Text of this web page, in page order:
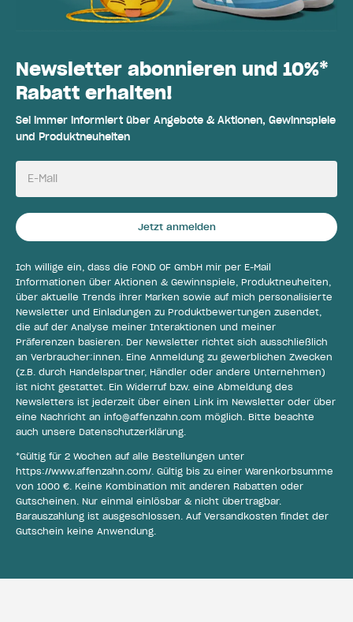
Newsletter abonnieren und 10%*
Rabatt erhalten!
Sei immer informiert über Angebote & Aktionen, Gewinnspiele
und Produktneuheiten
E-Mail
Jetzt anmelden
Ich willige ein, dass die FOND OF GmbH mir per E-Mail
Informationen über Aktionen & Gewinnspiele, Produktneuheiten,
über aktuelle Trends ihrer Marken sowie auf mich personalisierte
Newsletter und Einladungen zu Produktbewertungen zusendet,
die auf der Analyse meiner Interaktionen und meiner
Präferenzen basieren. Der Newsletter richtet sich ausschließlich
an Verbraucher:innen. Eine Anmeldung zu gewerblichen Zwecken
(z.B. durch Handelspartner, Händler oder andere Unternehmen)
ist nicht gestattet. Ein Widerruf bzw. eine Abmeldung des
Newsletters ist jederzeit über einen Link im Newsletter oder über
eine Nachricht an info@affenzahn.com möglich. Bitte beachte
auch unsere Datenschutzerklärung.
*Gültig für 2 Wochen auf alle Bestellungen unter
https://www.affenzahn.com/. Gültig bis zu einer Warenkorbsumme
von 1000 €. Keine Kombination mit anderen Rabatten oder
Gutscheinen. Nur einmal einlösbar & nicht übertragbar.
Barauszahlung ist ausgeschlossen. Auf Versandkosten findet der
Gutschein keine Anwendung.